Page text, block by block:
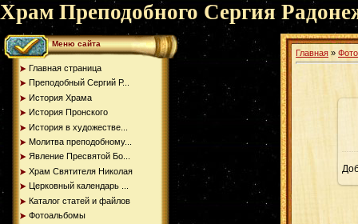
Храм Преподобного Сергия
Меню сайта
Главная страница
Преподобный Сергий Р...
История Храма
История Пронского
История в художестве...
Молитва преподобному...
Явление Пресвятой Бо...
Храм Святителя Николая
Церковный календарь ...
Каталог статей и файлов
Фотоальбомы
Главная »